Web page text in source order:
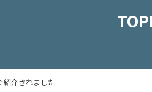
紹介されました